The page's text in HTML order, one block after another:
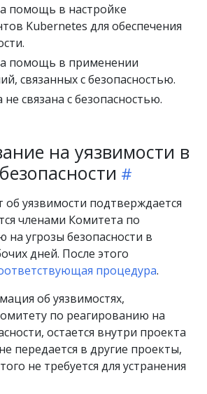
помощь в настройке
Kubernetes для обеспечения
помощь в применении
связанных с безопасностью.
связана с безопасностью.
на уязвимости в
уязвимости подтверждается
членами Комитета по
на угрозы безопасности в
дней. После этого
процедура.
об уязвимостях,
по реагированию на
остается внутри проекта
передается в другие проекты,
не требуется для устранения